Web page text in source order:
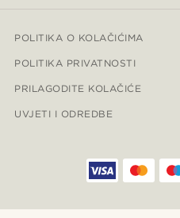
POLITIKA O KOLAČIĆIMA
POLITIKA PRIVATNOSTI
PRILAGODITE KOLAČIĆE
UVJETI I ODREDBE